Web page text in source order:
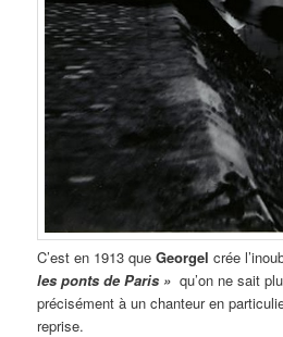
C’est en 1913 queGeorgel crée
les ponts de Paris » qu’on ne sait
précisément à un chanteuren
reprise.